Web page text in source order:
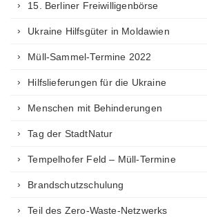
15. Berliner Freiwilligenbörse
Ukraine Hilfsgüter in Moldawien
Müll-Sammel-Termine 2022
Hilfslieferungen für die Ukraine
Menschen mit Behinderungen
Tag der StadtNatur
Tempelhofer Feld – Müll-Termine
Brandschutzschulung
Teil des Zero-Waste-Netzwerks